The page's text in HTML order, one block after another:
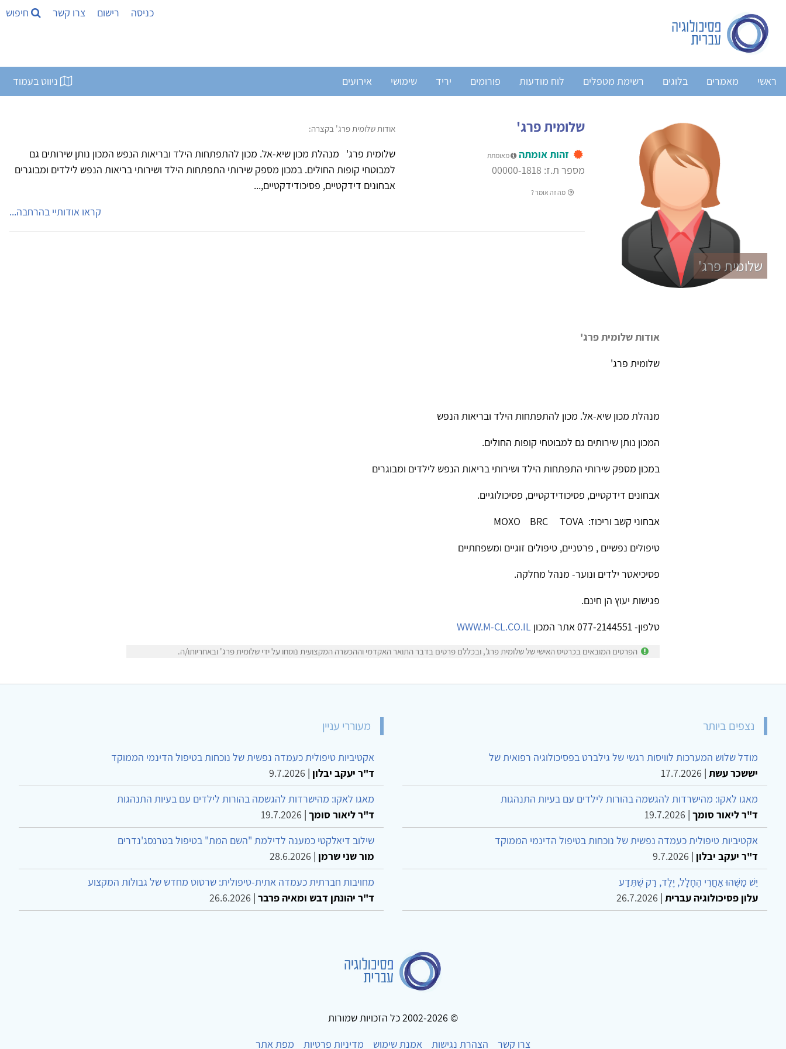
כניסה רישום צרו קשר חיפוש
ראשי מאמרים בלוגים רשימת מטפלים לוח מודעות פורומים יריד שימושי אירועים ניווט בעמוד
שלומית פרג'
שלומית פרג'
זהות אומתה מאומתת
מספר ת.ז: 00000-1818
מה זה אומר ?
אודות שלומית פרג' בקצרה:
שלומית פרג' מנהלת מכון שיא-אל. מכון להתפתחות הילד ובריאות הנפש המכון נותן שירותים גם
למבוטחי קופות החולים. במכון מספק שירותי התפתחות הילד ושירותי בריאות הנפש לילדים ומבוגרים
אבחונים דידקטיים, פסיכודידקטיים,...
קראו אודותיי בהרחבה...
אודות שלומית פרג'
שלומית פרג'
מנהלת מכון שיא-אל. מכון להתפתחות הילד ובריאות הנפש
המכון נותן שירותים גם למבוטחי קופות החולים.
במכון מספק שירותי התפתחות הילד ושירותי בריאות הנפש לילדים ומבוגרים
אבחונים דידקטיים, פסיכודידקטיים, פסיכולוגיים.
אבחוני קשב וריכוז: MOXO BRC TOVA
טיפולים נפשיים , פרטניים, טיפולים זוגיים ומשפחתיים
פסיכיאטר ילדים ונוער- מנהל מחלקה.
פגישות יעוץ הן חינם.
טלפון- 077-2144551 אתר המכון
WWW.M-CL.CO.IL
הפרטים המובאים בכרטיס האישי של שלומית פרג', ובכללם פרטים בדבר התואר האקדמי וההכשרה המקצועית נוסחו על ידי שלומית פרג' ובאחריותו/ה.
נצפים ביותר
מודל שלוש המערכות לוויסות רגשי של גילברט בפסיכולוגיה רפואית של
יששכר עשת |
17.7.2026
מאגו לאקו: מהישרדות להגשמה בהורות לילדים עם בעיות התנהגות
ד"ר ליאור סומך |
19.7.2026
אקטיביות טיפולית כעמדה נפשית של נוכחות בטיפול הדינמי הממוקד
ד"ר יעקב יבלון |
9.7.2026
יֵשׁ מַשֶּׁהוּ אַחֲרֵי הֶחָלָל, יֶלֶד, רַק שֶׁתֵּדַע
עלון פסיכולוגיה עברית |
26.7.2026
מעוררי עניין
אקטיביות טיפולית כעמדה נפשית של נוכחות בטיפול הדינמי הממוקד
ד"ר יעקב יבלון |
9.7.2026
מאגו לאקו: מהישרדות להגשמה בהורות לילדים עם בעיות התנהגות
ד"ר ליאור סומך |
19.7.2026
שילוב דיאלקטי כמענה לדילמת "השם המת" בטיפול בטרנסג'נדרים
מור שני שרמן |
28.6.2026
מחויבות חברתית כעמדה אתית-טיפולית: שרטוט מחדש של גבולות המקצוע
ד"ר יהונתן דבש ומאיה פרבר |
26.6.2026
© 2002-2026 כל הזכויות שמורות
צרו קשר
הצהרת נגישות אמנת שימוש מדיניות פרטיות מפת אתר